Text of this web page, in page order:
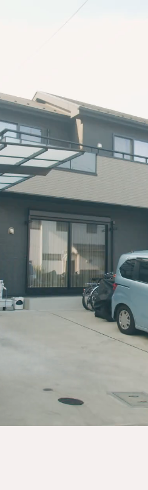
加入案内TOP
商品・価格
宅配サービスガイド・手数料
キャンペーン
おためし宅配
おためしセット